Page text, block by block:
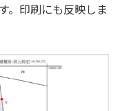
。印刷にも反映しま